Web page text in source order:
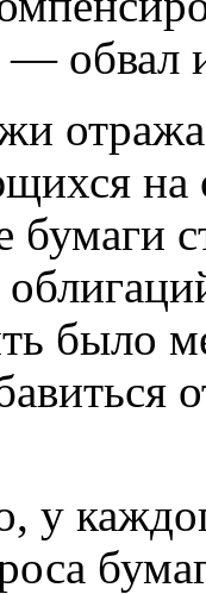
— обвал
бумаги
было
у